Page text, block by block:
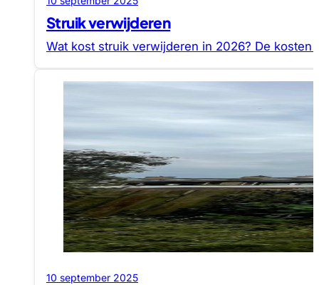
Struik verwijderen
Wat kost struik verwijderen in 2026? De
10 september 2025